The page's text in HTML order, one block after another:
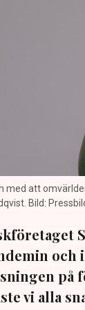
med att
Bild:
och
på
vi alla